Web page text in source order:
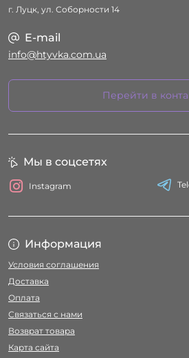
г. Луцк, ул. Соборности 14
E-mail
info@htyvka.com.ua
Перейти в
Информация
Условия соглашения
Доставка
Оплата
Связаться с нами
Возврат товара
Карта сайта
Мы в соцсетях
Instagram